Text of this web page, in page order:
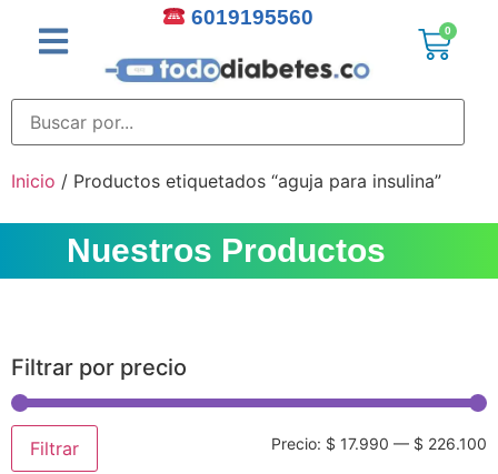
6019195560
0
Inicio / Productos etiquetados “aguja para insulina”
Nuestros Productos
Filtrar por precio
Filtrar Precio: $ 17.990 — $ 226.100